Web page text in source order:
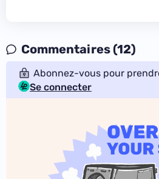
Commentaires (12)
Abonnez-vous pour
Se connecter